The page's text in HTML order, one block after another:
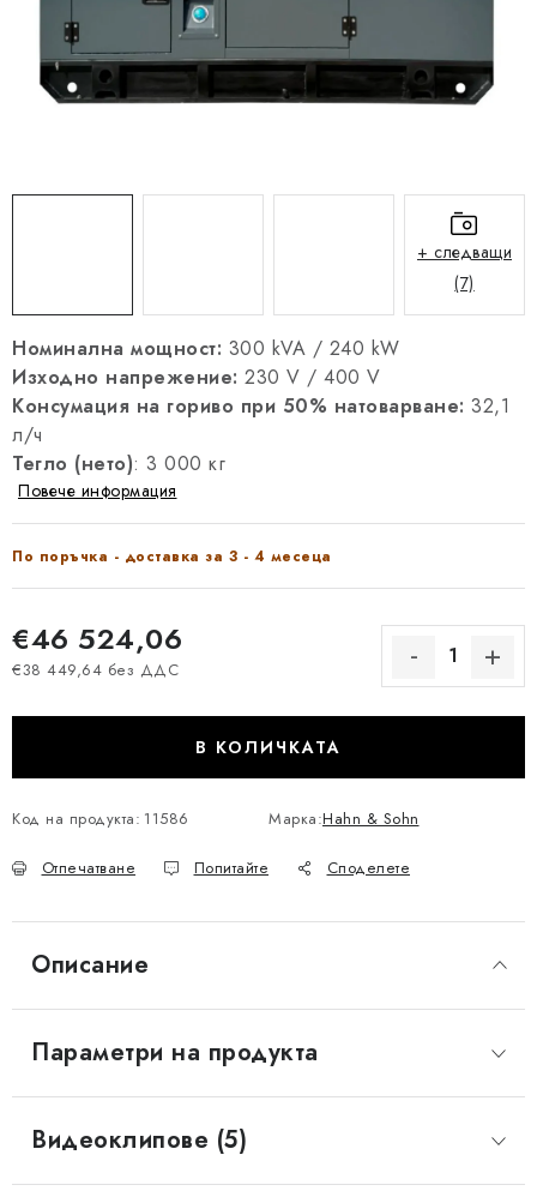
БЛОГ
Контакти
Инструкции за генератори
Номинална мощност: 300 kVA / 240 kW
Изходно напрежение: 230 V / 400 V
Консумация на гориво при 50% натоварване: 32,1
л/ч
Тегло (нето): 3 000 кг
Повече информация
По поръчка - доставка за 3 - 4 месеца
€46 524,06
€38 449,64 без ДДС
В КОЛИЧКАТА
Код на продукта: 11586 Марка:Hahn & Sohn
Отпечатване Попитайте Споделете
+ следващи
(7)
Описание
Параметри на продукта
Видеоклипове (5)